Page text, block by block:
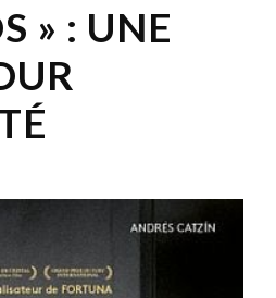
» : UNE